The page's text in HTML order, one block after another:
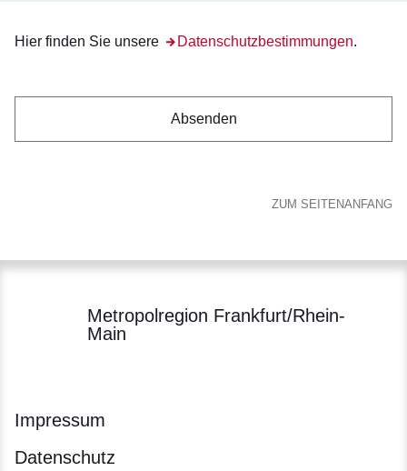
Hier finden Sie unsere Datenschutzbestimmungen
Öffnet sich in einem neuen Fenster
.
ZUM SEITENANFANG
Metropolregion Frankfurt/Rhein-
Main
Impressum
Datenschutz